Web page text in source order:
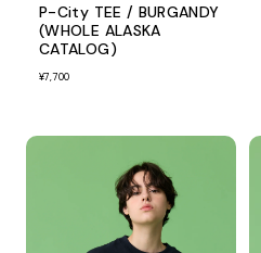
P-City TEE / BURGANDY
(WHOLE ALASKA
CATALOG)
¥7,700